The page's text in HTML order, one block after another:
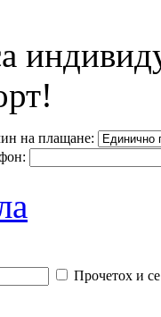
на плащане:
Прочетох и